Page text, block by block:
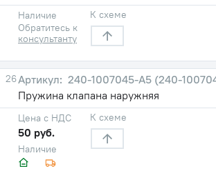
Наличие
Обратитесь к
консультанту
К схеме
26
240-1007045-А5 (240-
Пружина клапана наружняя
Наличие
Цена с НДС
50 руб.
К схеме